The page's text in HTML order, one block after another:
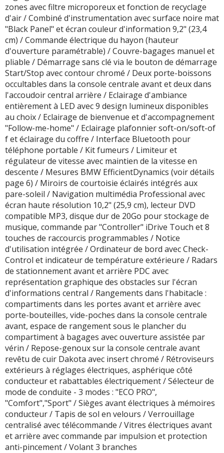
zones avec filtre microporeux et fonction de recyclage
d'air / Combiné d'instrumentation avec surface noire mat
"Black Panel" et écran couleur d'information 9,2" (23,4
cm) / Commande électrique du hayon (hauteur
d'ouverture paramétrable) / Couvre-bagages manuel et
pliable / Démarrage sans clé via le bouton de démarrage
Start/Stop avec contour chromé / Deux porte-boissons
occultables dans la console centrale avant et deux dans
l'accoudoir central arrière / Eclairage d'ambiance
entièrement à LED avec 9 design lumineux disponibles
au choix / Eclairage de bienvenue et d'accompagnement
"Follow-me-home" / Eclairage plafonnier soft-on/soft-of
f et éclairage du coffre / Interface Bluetooth pour
téléphone portable / Kit fumeurs / Limiteur et
régulateur de vitesse avec maintien de la vitesse en
descente / Mesures BMW EfficientDynamics (voir détails
page 6) / Miroirs de courtoisie éclairés intégrés aux
pare-soleil / Navigation multimédia Professional avec
écran haute résolution 10,2" (25,9 cm), lecteur DVD
compatible MP3, disque dur de 20Go pour stockage de
musique, commande par "Controller" iDrive Touch et 8
touches de raccourcis programmables / Notice
d'utilisation intégrée / Ordinateur de bord avec Check-
Control et indicateur de température extérieure / Radars
de stationnement avant et arrière PDC avec
représentation graphique des obstacles sur l'écran
d'informations central / Rangements dans l'habitacle :
compartiments dans les portes avant et arrière avec
porte-bouteilles, vide-poches dans la console centrale
avant, espace de rangement sous le plancher du
compartiment à bagages avec ouverture assistée par
vérin / Repose-genoux sur la console centrale avant
revêtu de cuir Dakota avec insert chromé / Rétroviseurs
extérieurs à réglages électriques, asphérique côté
conducteur et rabattables électriquement / Sélecteur de
mode de conduite - 3 modes : "ECO PRO",
"Comfort","Sport" / Sièges avant électriques à mémoires
conducteur / Tapis de sol en velours / Verrouillage
centralisé avec télécommande / Vitres électriques avant
et arrière avec commande par impulsion et protection
anti-pincement / Volant 3 branches